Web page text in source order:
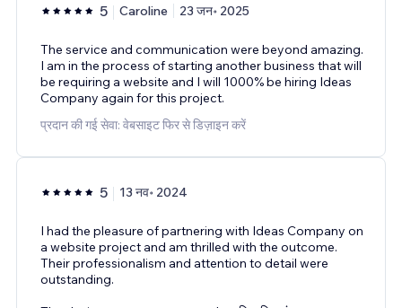
5 Caroline 23 जन॰ 2025
The service and communication were beyond amazing.
I am in the process of starting another business that will
be requiring a website and I will 1000% be hiring Ideas
Company again for this project.
प्रदान की गई सेवा: वेबसाइट फिर से डिज़ाइन करें
5 13 नव॰ 2024
I had the pleasure of partnering with Ideas Company on
a website project and am thrilled with the outcome.
Their professionalism and attention to detail were
outstanding.